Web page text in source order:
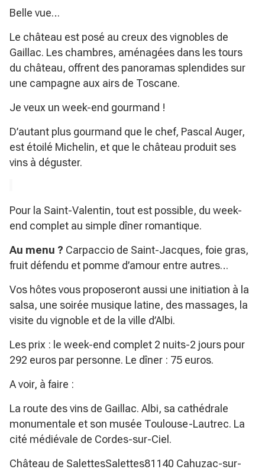
Belle vue…
Le château est posé au creux des vignobles de
Gaillac. Les chambres, aménagées dans les tours
du château, offrent des panoramas splendides sur
une campagne aux airs de Toscane.
Je veux un week-end gourmand !
D’autant plus gourmand que le chef, Pascal Auger,
est étoilé Michelin, et que le château produit ses
vins à déguster.
Pour la Saint-Valentin, tout est possible, du week-
end complet au simple dîner romantique.
Au menu ? Carpaccio de Saint-Jacques, foie gras,
fruit défendu et pomme d’amour entre autres…
Vos hôtes vous proposeront aussi une initiation à la
salsa, une soirée musique latine, des massages, la
visite du vignoble et de la ville d’Albi.
Les prix : le week-end complet 2 nuits-2 jours pour
292 euros par personne. Le dîner : 75 euros.
A voir, à faire :
La route des vins de Gaillac. Albi, sa cathédrale
monumentale et son musée Toulouse-Lautrec. La
cité médiévale de Cordes-sur-Ciel.
Château de SalettesSalettes81140 Cahuzac-sur-